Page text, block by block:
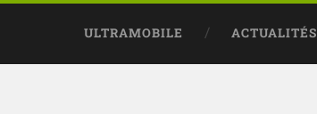
ULTRAMOBILE ACTUALITÉS